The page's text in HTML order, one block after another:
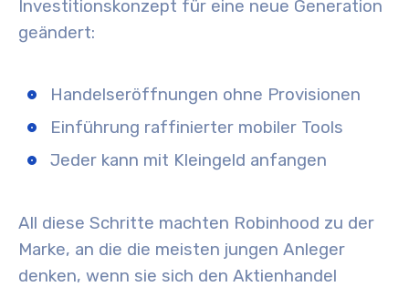
Investitionskonzept für eine neue Generation
geändert:
Handelseröffnungen ohne Provisionen
Einführung raffinierter mobiler Tools
Jeder kann mit Kleingeld anfangen
All diese Schritte machten Robinhood zu der
Marke, an die die meisten jungen Anleger
denken, wenn sie sich den Aktienhandel